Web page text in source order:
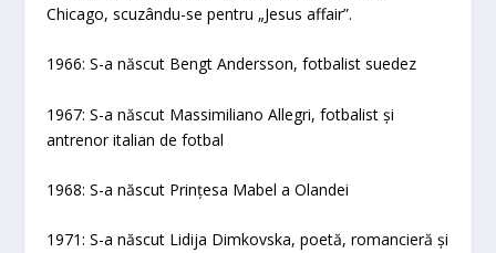
Chicago, scuzându-se pentru „Jesus affair”.
1966: S-a născut Bengt Andersson, fotbalist suedez
1967: S-a născut Massimiliano Allegri, fotbalist și
antrenor italian de fotbal
1968: S-a născut Prințesa Mabel a Olandei
1971: S-a născut Lidija Dimkovska, poetă, romancieră și